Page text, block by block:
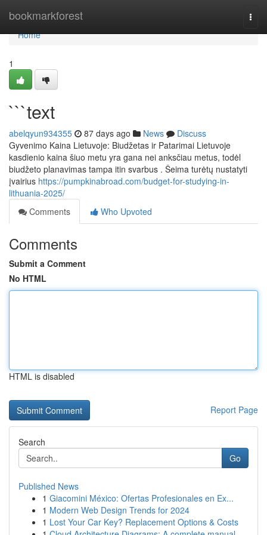
bookmarkforest
Home
Home
1
```text
abelqyun934355 87 days ago News
Discuss
Gyvenimo Kaina Lietuvoje: Biudžetas ir Patarimai Lietuvoje
kasdienio kaina šiuo metu yra gana nei anksčiau metus, todėl
biudžeto planavimas tampa itin svarbus . Šeima turėtų nustatyti
įvairius https://pumpkinabroad.com/budget-for-studying-in-
lithuania-2025/
Comments
Who Upvoted
Comments
Submit a Comment
No HTML
HTML is disabled
Report Page
Search
Go
Published News
1 Giacomini México: Ofertas Profesionales en Ex...
1 Modern Web Design Trends for 2024
1 Lost Your Car Key? Replacement Options & Costs